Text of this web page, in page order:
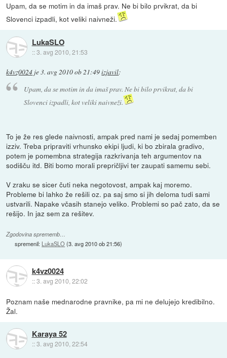
Upam, da se motim in da imaš prav. Ne bi bilo prvikrat, da bi
Slovenci izpadli, kot veliki naivneži.
LukaSLO
::3. avg 2010, 21:53
k4vz0024 je3. avg 2010 ob 21:49izjavil:
Upam, da se motim in da imaš prav. Ne bi bilo prvikrat, da bi
Slovenci izpadli, kot veliki naivneži.
To je že res glede naivnosti, ampak pred nami je sedaj pomemben
izziv. Treba pripraviti vrhunsko ekipi ljudi, ki bo zbirala gradivo,
potem je pomembna strategija razkrivanja teh argumentov na
sodišču itd. Biti bomo morali prepričljivi ter zaupati samemu sebi.
V zraku se sicer čuti neka negotovost, ampak kaj moremo.
Probleme bi lahko že rešili oz. pa saj smo si jih deloma tudi sami
ustvarili. Napake včasih stanejo veliko. Problemi so pač zato, da se
rešijo. In jaz sem za rešitev.
Zgodovina sprememb…
spremenil: LukaSLO(3. avg 2010 ob 21:56)
k4vz0024
::3. avg 2010, 22:02
Poznam naše mednarodne pravnike, pa mi ne delujejo kredibilno.
Žal.
Karaya 52
::3. avg 2010, 22:54